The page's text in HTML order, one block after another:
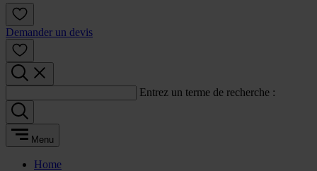
Demander un devis
Entrez un terme de recherche :
Menu
Home